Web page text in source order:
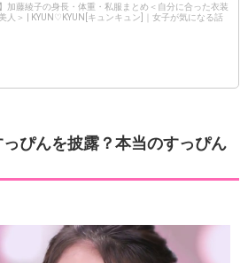
加藤綾子の身長・体重・私服まとめ＜自分に合った衣装
人＞ | KYUN♡KYUN[キュンキュン]｜女子が気になる話
ぴんを披露？本当のすっぴん